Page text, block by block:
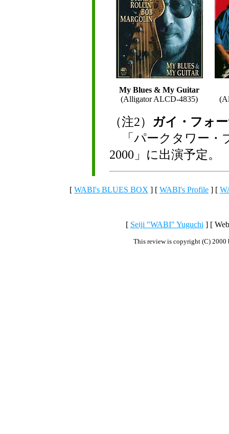
My Blues & My Guitar
(Alligator ALCD-4835)
（注2）
ガイ・フォ
「パークタワー・
2000」に出演予定。
[ WABI's BLUES BOX ] [ WABI's Profile ] [
[ Seiji "WABI" Yuguchi ] [
This review is copyright (C)